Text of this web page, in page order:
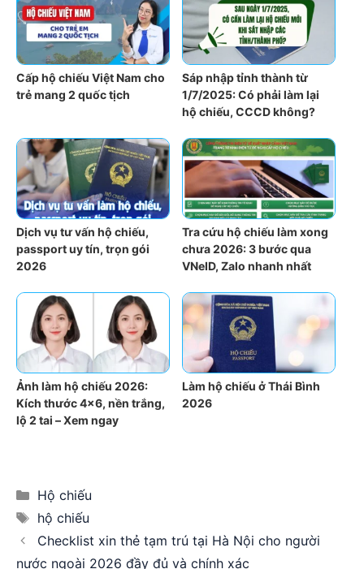
Cấp hộ chiếu Việt Nam cho
trẻ mang 2 quốc tịch
Sáp nhập tỉnh thành từ
1/7/2025: Có phải làm lại
hộ chiếu, CCCD không?
Dịch vụ tư vấn hộ chiếu,
passport uy tín, trọn gói
2026
Tra cứu hộ chiếu làm xong
chưa 2026: 3 bước qua
VNeID, Zalo nhanh nhất
Ảnh làm hộ chiếu 2026:
Kích thước 4×6, nền trắng,
lộ 2 tai – Xem ngay
Làm hộ chiếu ở Thái Bình
2026
Categories
Hộ chiếu
Tags
hộ chiếu
Checklist xin thẻ tạm trú tại Hà Nội cho người
nước ngoài 2026 đầy đủ và chính xác